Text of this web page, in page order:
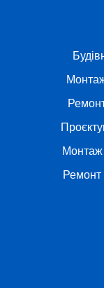
Монтаж
Ремонт